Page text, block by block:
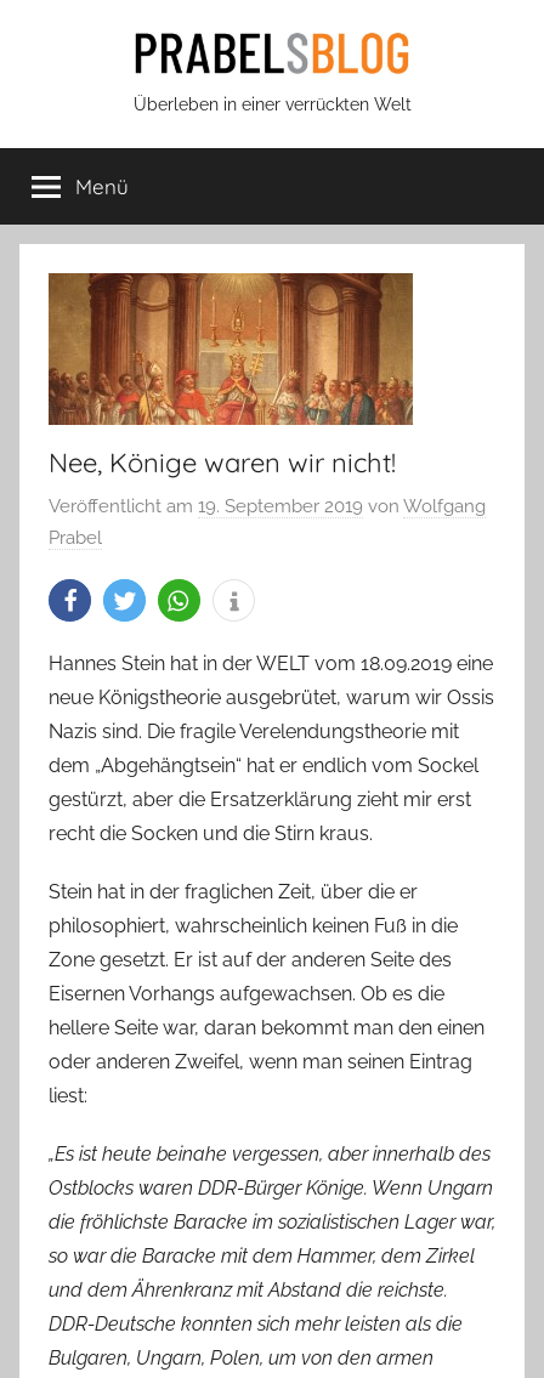
Prabels
Blog
Überleben in einer verrückten Welt
Menü
Nee, Könige waren wir nicht!
Veröffentlicht am 19. September 2019 von Wolfgang
Prabel
Hannes Stein hat in der WELT vom 18.09.2019 eine
neue Königstheorie ausgebrütet, warum wir Ossis
Nazis sind. Die fragile Verelendungstheorie mit
dem „Abgehängtsein“ hat er endlich vom Sockel
gestürzt, aber die Ersatzerklärung zieht mir erst
recht die Socken und die Stirn kraus.
Stein hat in der fraglichen Zeit, über die er
philosophiert, wahrscheinlich keinen Fuß in die
Zone gesetzt. Er ist auf der anderen Seite des
Eisernen Vorhangs aufgewachsen. Ob es die
hellere Seite war, daran bekommt man den einen
oder anderen Zweifel, wenn man seinen Eintrag
liest:
„Es ist heute beinahe vergessen, aber innerhalb des
Ostblocks waren DDR-Bürger Könige. Wenn Ungarn
die fröhlichste Baracke im sozialistischen Lager war,
so war die Baracke mit dem Hammer, dem Zirkel
und dem Ährenkranz mit Abstand die reichste.
DDR-Deutsche konnten sich mehr leisten als die
Bulgaren, Ungarn, Polen, um von den armen